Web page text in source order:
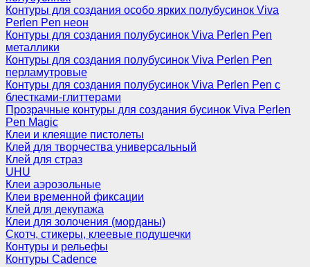
Контуры для создания особо ярких полубусинок Viva
Perlen Pen неон
Контуры для создания полубусинок Viva Perlen Pen
металлики
Контуры для создания полубусинок Viva Perlen Pen
перламутровые
Контуры для создания полубусинок Viva Perlen Pen с
блестками-глиттерами
Прозрачные контуры для создания бусинок Viva Perlen
Pen Magic
Клеи и клеящие пистолеты
Клей для творчества универсальный
Клей для страз
UHU
Клеи аэрозольные
Клеи временной фиксации
Клей для декупажа
Клеи для золочения (морданы)
Скотч, стикеры, клеевые подушечки
Контуры и рельефы
Контуры Cadence